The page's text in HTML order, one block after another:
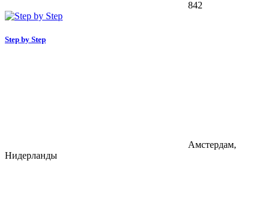
842
Step by Step
Амстердам,
Нидерланды